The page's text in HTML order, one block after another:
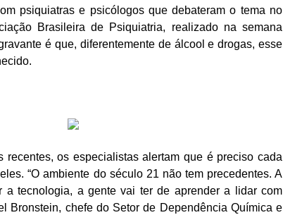
psiquiatras e psicólogos que debateram o tema no
Brasileira de Psiquiatria, realizado na semana
é que, diferentemente de álcool e drogas, esse
recentes, os especialistas alertam que é preciso cada
“O ambiente do século 21 não tem precedentes. A
a tecnologia, a gente vai ter de aprender a lidar com
Bronstein, chefe do Setor de Dependência Química e